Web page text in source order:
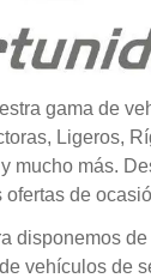
gama de
Ligeros,
mucho más.
ofertas de
disponemos
vehículos de